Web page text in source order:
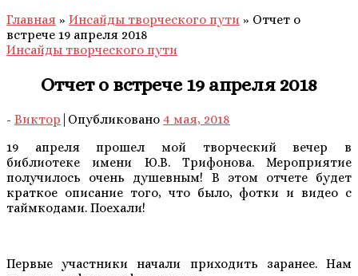
Главная » Инсайды творческого пути » Отчет о
встрече 19 апреля 2018
Инсайды творческого пути
Отчет о встрече 19 апреля 2018
- Виктор | Опубликовано 4 мая, 2018
19 апреля прошел мой творческий вечер в
библиотеке имени Ю.В. Трифонова. Мероприятие
получилось очень душевным! В этом отчете будет
краткое описание того, что было, фотки и видео с
таймкодами. Поехали!
Первые участники начали приходить заранее. Нам